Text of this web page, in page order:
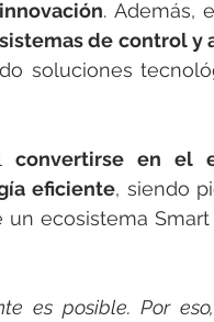
. Además,
de control y
soluciones
convertirse en el
eficiente, siendo
ecosistema
es posible. Por